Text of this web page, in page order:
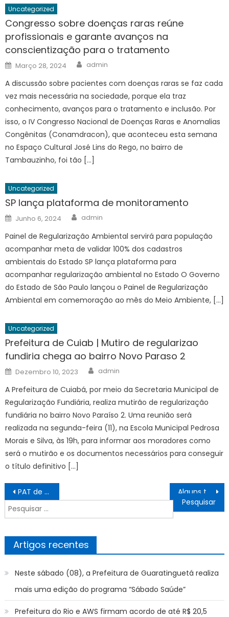
Uncategorized
Congresso sobre doenças raras reúne
profissionais e garante avanços na
conscientização para o tratamento
Posted
on
Março 28, 2024 Author
admin
A discussão sobre pacientes com doenças raras se faz cada
vez mais necessária na sociedade, porque ela traz
conhecimento, avanços para o tratamento e inclusão. Por
isso, o IV Congresso Nacional de Doenças Raras e Anomalias
Congênitas (Conamdracon), que aconteceu esta semana
no Espaço Cultural José Lins do Rego, no bairro de
Tambauzinho, foi tão […]
Uncategorized
SP lança plataforma de monitoramento
Posted
on
Junho 6, 2024 Author
admin
Painel de Regularização Ambiental servirá para população
acompanhar meta de validar 100% dos cadastros
ambientais do Estado SP lança plataforma para
acompanhar regularização ambiental no Estado O Governo
do Estado de São Paulo lançou o Painel de Regularização
Ambiental em comemoração ao mês do Meio Ambiente, […]
Uncategorized
Prefeitura de Cuiab | Mutiro de regularizao
fundiria chega ao bairro Novo Paraso 2
Posted
on
Dezembro 10, 2023 Author
admin
A Prefeitura de Cuiabá, por meio da Secretaria Municipal de
Regularização Fundiária, realiza mutirão de regularização
fundiária no bairro Novo Paraíso 2. Uma reunião será
realizada na segunda-feira (11), na Escola Municipal Pedrosa
Morais e Silva, às 19h, para informar aos moradores como
será o mutirão e os documentos necessários para conseguir
o título definitivo […]
Navegação
de
artigos
PAT de Sorocaba oferece 205 vagas de emprego na quinta-feira (14) – Agência de Notícias
Pesquisar
por:
Artigos recentes
Neste sábado (08), a Prefeitura de Guaratinguetá realiza
mais uma edição do programa “Sábado Saúde”
Prefeitura do Rio e AWS firmam acordo de até R$ 20,5